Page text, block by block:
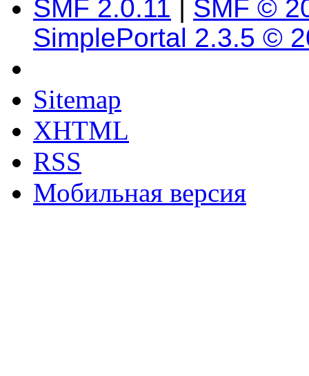
SMF 2.0.11 | SMF ©
SimplePortal 2.3.5 ©
Sitemap
XHTML
RSS
Мобильная версия